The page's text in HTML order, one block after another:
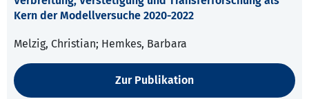
Kern der Modellversuche 2020-2022
Melzig, Christian; Hemkes, Barbara
Zur Publikation